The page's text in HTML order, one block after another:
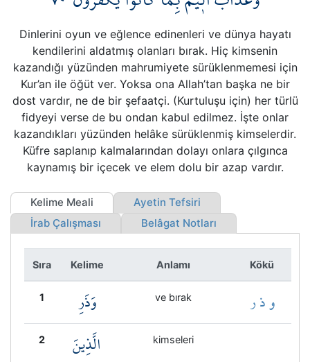
Kökler
Üyelik
Dinlerini oyun ve eğlence edinenleri ve dünya hayatı
kendilerini aldatmış olanları bırak. Hiç kimsenin
kazandığı yüzünden mahrumiyete sürüklenmemesi için
Kur’an ile öğüt ver. Yoksa ona Allah’tan başka ne bir
dost vardır, ne de bir şefaatçi. (Kurtuluşu için) her türlü
fidyeyi verse de bu ondan kabul edilmez. İşte onlar
kazandıkları yüzünden helâke sürüklenmiş kimselerdir.
Küfre saplanıp kalmalarından dolayı onlara çılgınca
kaynamış bir içecek ve elem dolu bir azap vardır.
Kelime Meali
Ayetin Tefsiri
İrab Çalışması
Belâgat Notları
Sıra Kelime Anlamı Kökü
1 وَذَرِ ve bırak و ذ ر
2 الَّذِينَ kimseleri